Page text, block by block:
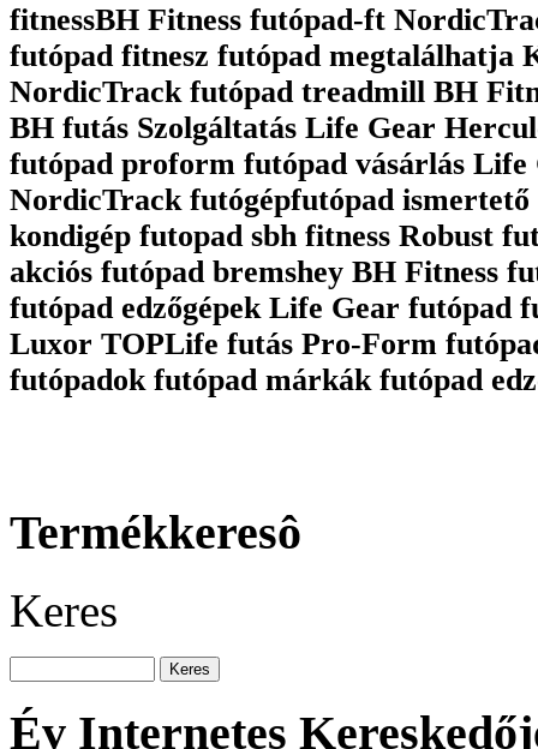
fitnessBH Fitness futópad-ft
futópad fitnesz futópad megtalálhatja
NordicTrack futópad treadmill BH
BH futás Szolgáltatás Life Gear
futópad proform futópad vásárlás
NordicTrack futógépfutópad
kondigép futopad sbh fitness Robust
akciós futópad bremshey BH Fitness
futópad edzőgépek Life Gear futópad
Luxor TOPLife futás Pro-Form
futópadok futópad márkák futópad
Termékkeresô
Keres
Év Internetes